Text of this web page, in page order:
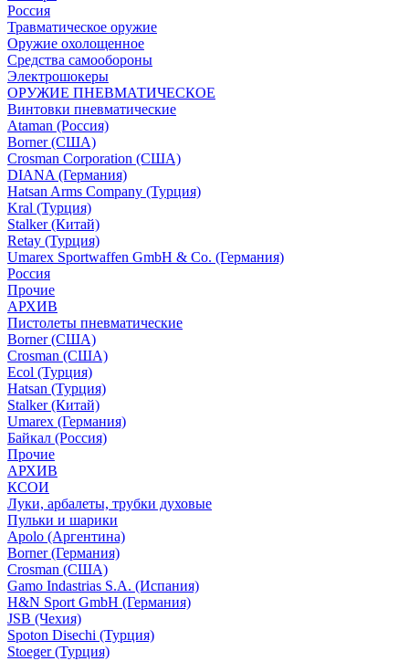
Россия
Травматическое оружие
Оружие охолощенное
Средства самообороны
Электрошокеры
ОРУЖИЕ ПНЕВМАТИЧЕСКОЕ
Винтовки пневматические
Ataman (Россия)
Borner (США)
Crosman Corporation (США)
DIANA (Германия)
Hatsan Arms Company (Турция)
Kral (Турция)
Stalker (Китай)
Retay (Турция)
Umarex Sportwaffen GmbH & Co. (Германия)
Россия
Прочие
АРХИВ
Пистолеты пневматические
Borner (США)
Crosman (США)
Ecol (Турция)
Hatsan (Турция)
Stalker (Китай)
Umarex (Германия)
Байкал (Россия)
Прочие
АРХИВ
КСОИ
Луки, арбалеты, трубки духовые
Пульки и шарики
Apolo (Аргентина)
Borner (Германия)
Crosman (США)
Gamo Indastrias S.A. (Испания)
H&N Sport GmbH (Германия)
JSB (Чехия)
Spoton Disechi (Турция)
Stoeger (Турция)